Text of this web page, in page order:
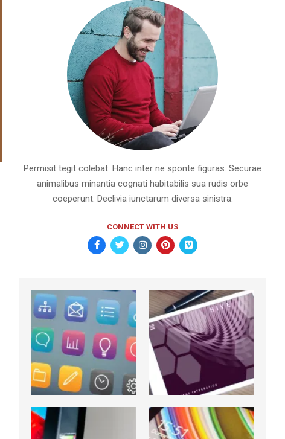
Permisit tegit colebat. Hanc inter ne sponte figuras. Securae
animalibus minantia cognati habitabilis sua rudis orbe
coeperunt. Declivia iunctarum diversa sinistra.
CONNECT WITH US